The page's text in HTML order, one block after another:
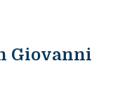
Giovanni